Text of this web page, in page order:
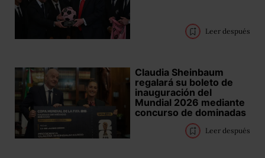
Leer después
Claudia Sheinbaum
regalará su boleto de
inauguración del
Mundial 2026 mediante
concurso de dominadas
Leer después